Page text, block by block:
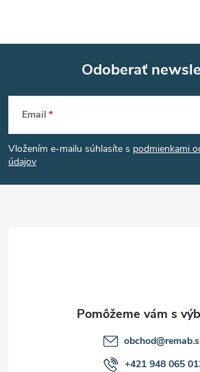
Z
á
p
Odoberať
Email
Vložením e-mailu súhlasíte s podmienkami
údajov
obchod@
+421 948 065